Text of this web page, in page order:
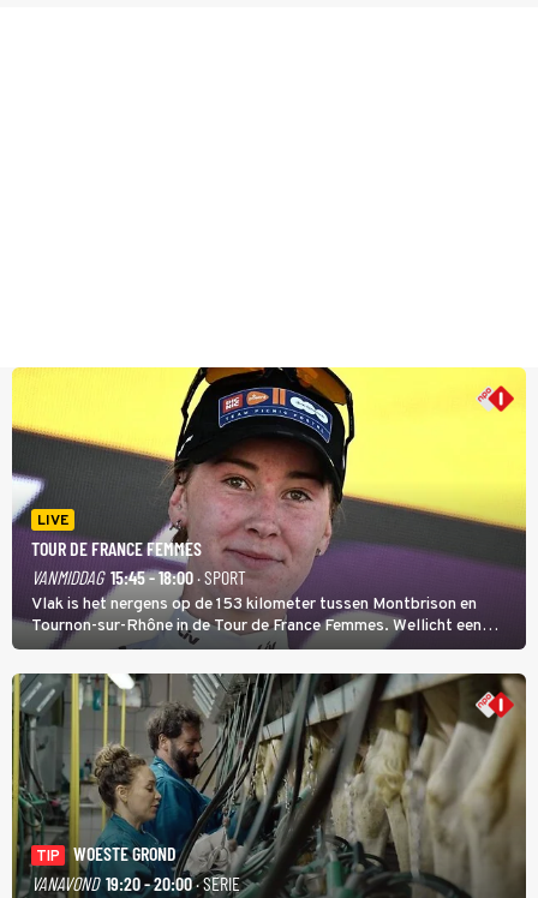
LIVE
TOUR DE FRANCE FEMMES
VANMIDDAG 15:45 - 18:00· SPORT
Vlak is het nergens op de 153 kilometer tussen Montbrison en
Tournon-sur-Rhône in de Tour de France Femmes. Wellicht een
kans voor Nienke Vinke, die vorig jaar de witte trui won.
TIP
WOESTE GROND
VANAVOND 19:20 - 20:00· SERIE